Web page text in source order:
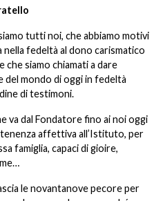
tutti noi, che abbiamo motivi
fedeltà al dono carismatico
siamo chiamati a dare
mondo di oggi in fedeltà
di testimoni.
va dal Fondatore fino ai noi oggi
affettiva all’Istituto, per
famiglia, capaci di gioire,
le novantanove pecore per